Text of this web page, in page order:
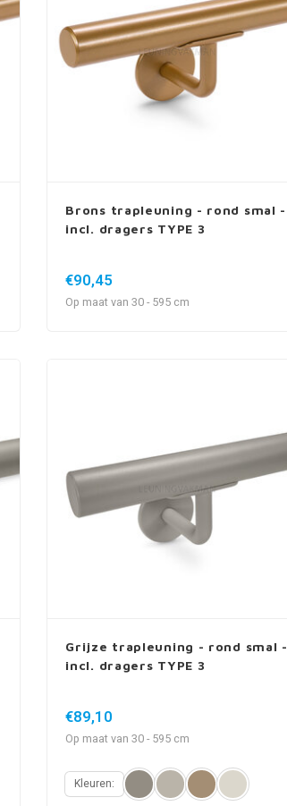
Brons trapleuning - rond smal -
incl. dragers TYPE 3
€90,45
Op maat van 30 - 595 cm
Grijze trapleuning - rond smal -
incl. dragers TYPE 3
€89,10
Op maat van 30 - 595 cm
Kleuren: